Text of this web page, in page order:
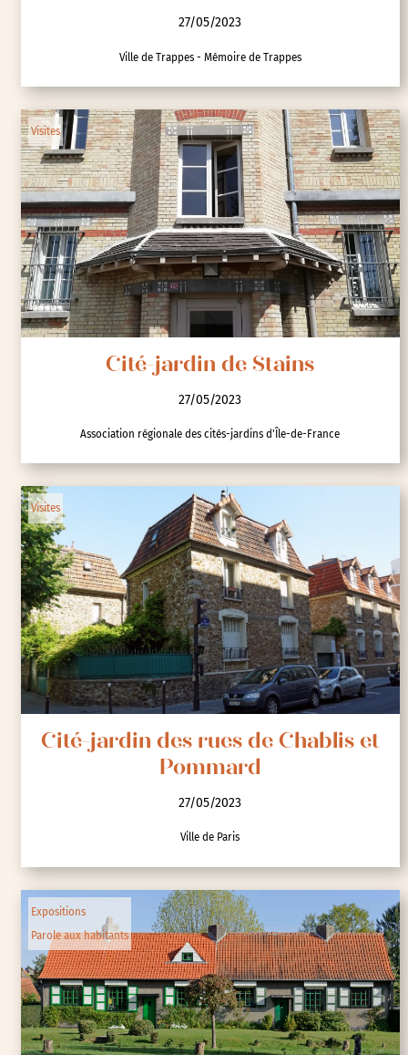
27/05/2023
Ville de Trappes - Mémoire de Trappes
Visites
Cité-jardin de Stains
27/05/2023
Association régionale des cités-jardins d'Île-de-France
Visites
Cité-jardin des rues de Chablis et
Pommard
27/05/2023
Ville de Paris
Expositions
Parole aux habitants